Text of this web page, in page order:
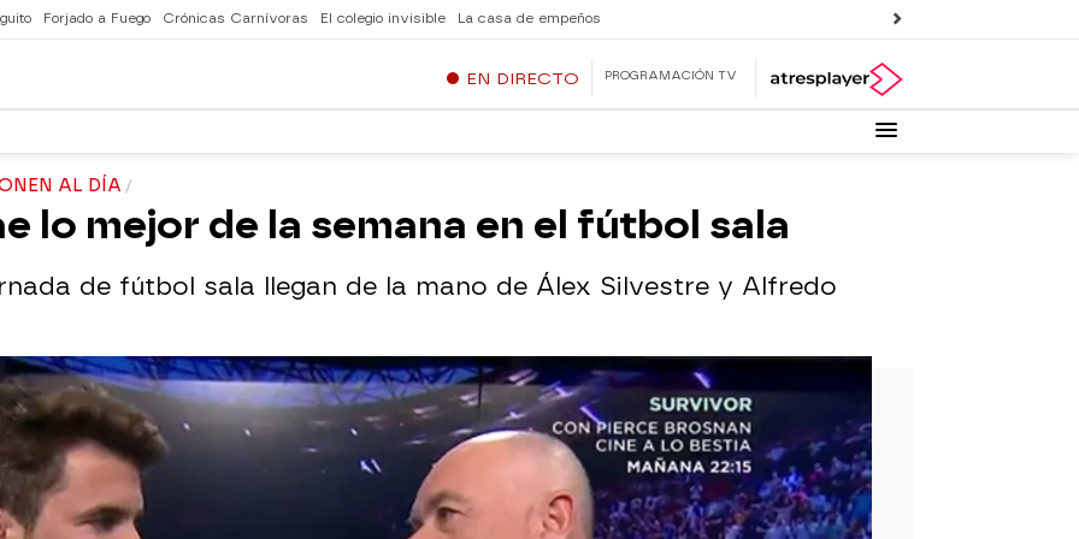
Forjado a Fuego Crónicas Carnívoras El colegio invisible La casa de empeños
EN DIRECTO PROGRAMACIÓN TV
AL DÍA
lo mejor de la semana en el fútbol sala
de fútbol sala llegan de la mano de Álex Silvestre y Alfredo